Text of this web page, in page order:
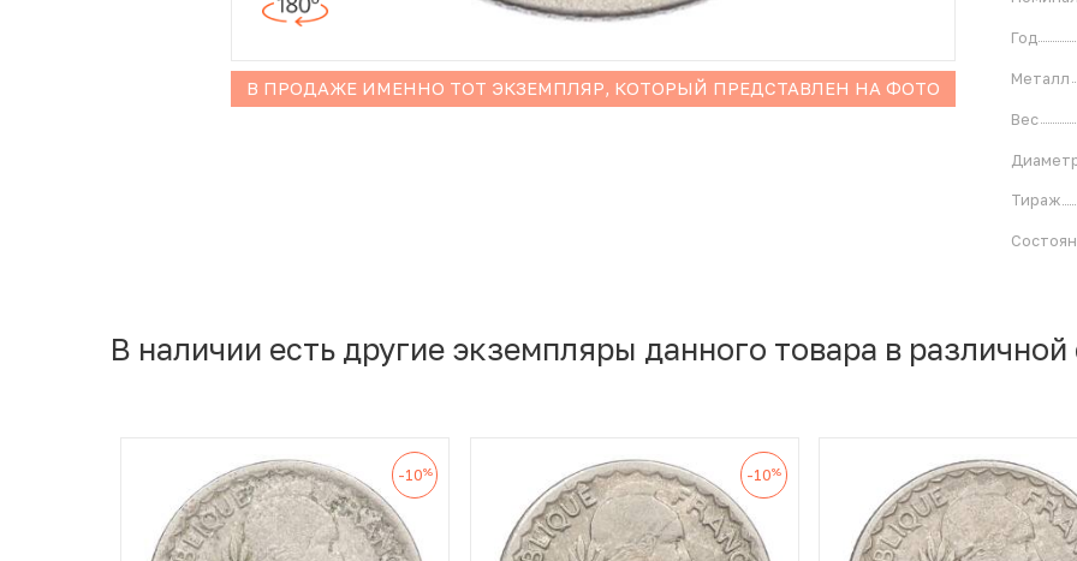
В ПРОДАЖЕ ИМЕННО ТОТ ЭКЗЕМПЛЯР, КОТОРЫЙ ПРЕДСТАВЛЕН НА ФОТО
Год
Металл
Вес
Тираж
В наличии есть другие экземпляры данного товара в различной
-10% -10%